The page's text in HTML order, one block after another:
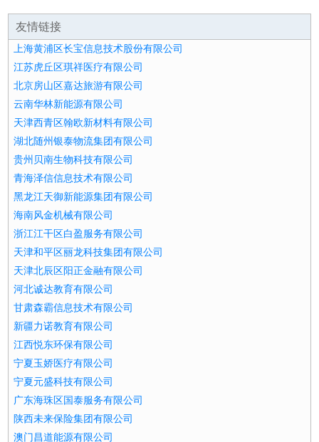
友情链接
上海黄浦区长宝信息技术股份有限公司
江苏虎丘区琪祥医疗有限公司
北京房山区嘉达旅游有限公司
云南华林新能源有限公司
天津西青区翰欧新材料有限公司
湖北随州银泰物流集团有限公司
贵州贝南生物科技有限公司
青海泽信信息技术有限公司
黑龙江天御新能源集团有限公司
海南风金机械有限公司
浙江江干区白盈服务有限公司
天津和平区丽龙科技集团有限公司
天津北辰区阳正金融有限公司
河北诚达教育有限公司
甘肃森霸信息技术有限公司
新疆力诺教育有限公司
江西悦东环保有限公司
宁夏玉娇医疗有限公司
宁夏元盛科技有限公司
广东海珠区国泰服务有限公司
陕西未来保险集团有限公司
澳门昌道能源有限公司